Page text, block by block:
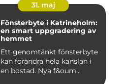
31. maj
Fönsterbyte i Katrineholm:
en smart uppgradering av
hemmet
Ett genomtänkt fönsterbyte
kan förändra hela känslan i
en bostad. Nya f&oum...